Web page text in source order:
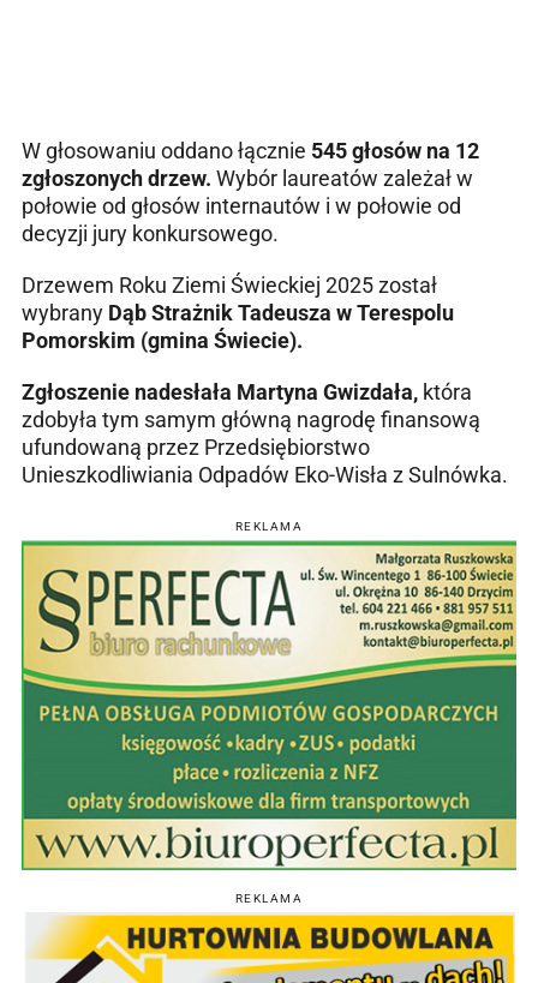
W głosowaniu oddano łącznie 545 głosów na 12
zgłoszonych drzew. Wybór laureatów zależał w
połowie od głosów internautów i w połowie od
decyzji jury konkursowego.
Drzewem Roku Ziemi Świeckiej 2025 został
wybrany Dąb Strażnik Tadeusza w Terespolu
Pomorskim (gmina Świecie).
Zgłoszenie nadesłała Martyna Gwizdała, która
zdobyła tym samym główną nagrodę finansową
ufundowaną przez Przedsiębiorstwo
Unieszkodliwiania Odpadów Eko-Wisła z Sulnówka.
REKLAMA
REKLAMA